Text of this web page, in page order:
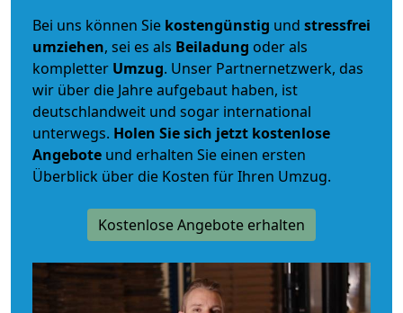
Bei uns können Sie kostengünstig und stressfrei
umziehen, sei es als Beiladung oder als
kompletter Umzug. Unser Partnernetzwerk, das
wir über die Jahre aufgebaut haben, ist
deutschlandweit und sogar international
unterwegs. Holen Sie sich jetzt kostenlose
Angebote und erhalten Sie einen ersten
Überblick über die Kosten für Ihren Umzug.
Kostenlose Angebote erhalten